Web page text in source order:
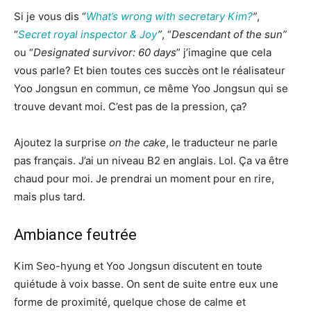
Si je vous dis “What’s wrong with secretary Kim?”,
“Secret royal inspector & Joy”, “Descendant of the sun”
ou “Designated survivor: 60 days” j’imagine que cela
vous parle? Et bien toutes ces succès ont le réalisateur
Yoo Jongsun en commun, ce même Yoo Jongsun qui se
trouve devant moi. C’est pas de la pression, ça?
Ajoutez la surprise on the cake, le traducteur ne parle
pas français. J’ai un niveau B2 en anglais. Lol. Ça va être
chaud pour moi. Je prendrai un moment pour en rire,
mais plus tard.
Ambiance feutrée
Kim Seo-hyung et Yoo Jongsun discutent en toute
quiétude à voix basse. On sent de suite entre eux une
forme de proximité, quelque chose de calme et